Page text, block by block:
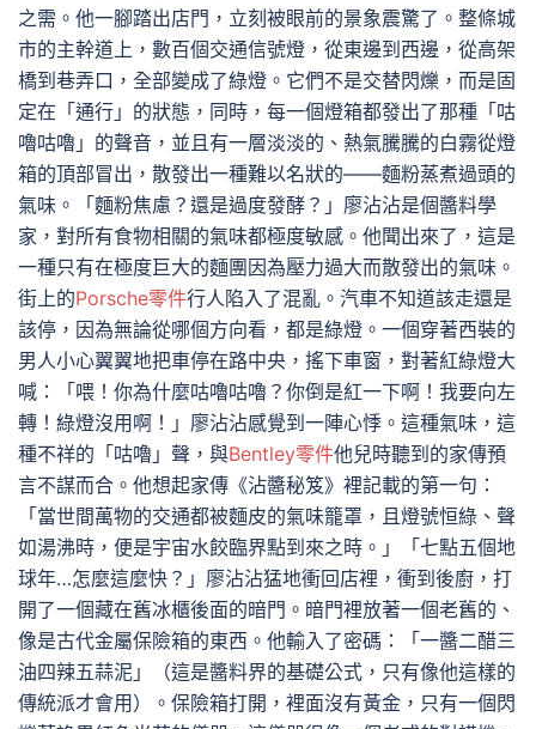
之需。他一腳踏出店門，立刻被眼前的景象震驚了。整條城
市的主幹道上，數百個交通信號燈，從東邊到西邊，從高架
橋到巷弄口，全部變成了綠燈。它們不是交替閃爍，而是固
定在「通行」的狀態，同時，每一個燈箱都發出了那種「咕
嚕咕嚕」的聲音，並且有一層淡淡的、熱氣騰騰的白霧從燈
箱的頂部冒出，散發出一種難以名狀的——麵粉蒸煮過頭的
氣味。「麵粉焦慮？還是過度發酵？」廖沾沾是個醬料學
家，對所有食物相關的氣味都極度敏感。他聞出來了，這是
一種只有在極度巨大的麵團因為壓力過大而散發出的氣味。
街上的Porsche零件行人陷入了混亂。汽車不知道該走還是
該停，因為無論從哪個方向看，都是綠燈。一個穿著西裝的
男人小心翼翼地把車停在路中央，搖下車窗，對著紅綠燈大
喊：「喂！你為什麼咕嚕咕嚕？你倒是紅一下啊！我要向左
轉！綠燈沒用啊！」廖沾沾感覺到一陣心悸。這種氣味，這
種不祥的「咕嚕」聲，與Bentley零件他兒時聽到的家傳預
言不謀而合。他想起家傳《沾醬秘笈》裡記載的第一句：
「當世間萬物的交通都被麵皮的氣味籠罩，且燈號恒綠、聲
如湯沸時，便是宇宙水餃臨界點到來之時。」「七點五個地
球年…怎麼這麼快？」廖沾沾猛地衝回店裡，衝到後廚，打
開了一個藏在舊冰櫃後面的暗門。暗門裡放著一個老舊的、
像是古代金屬保險箱的東西。他輸入了密碼：「一醬二醋三
油四辣五蒜泥」（這是醬料界的基礎公式，只有像他這樣的
傳統派才會用）。保險箱打開，裡面沒有黃金，只有一個閃